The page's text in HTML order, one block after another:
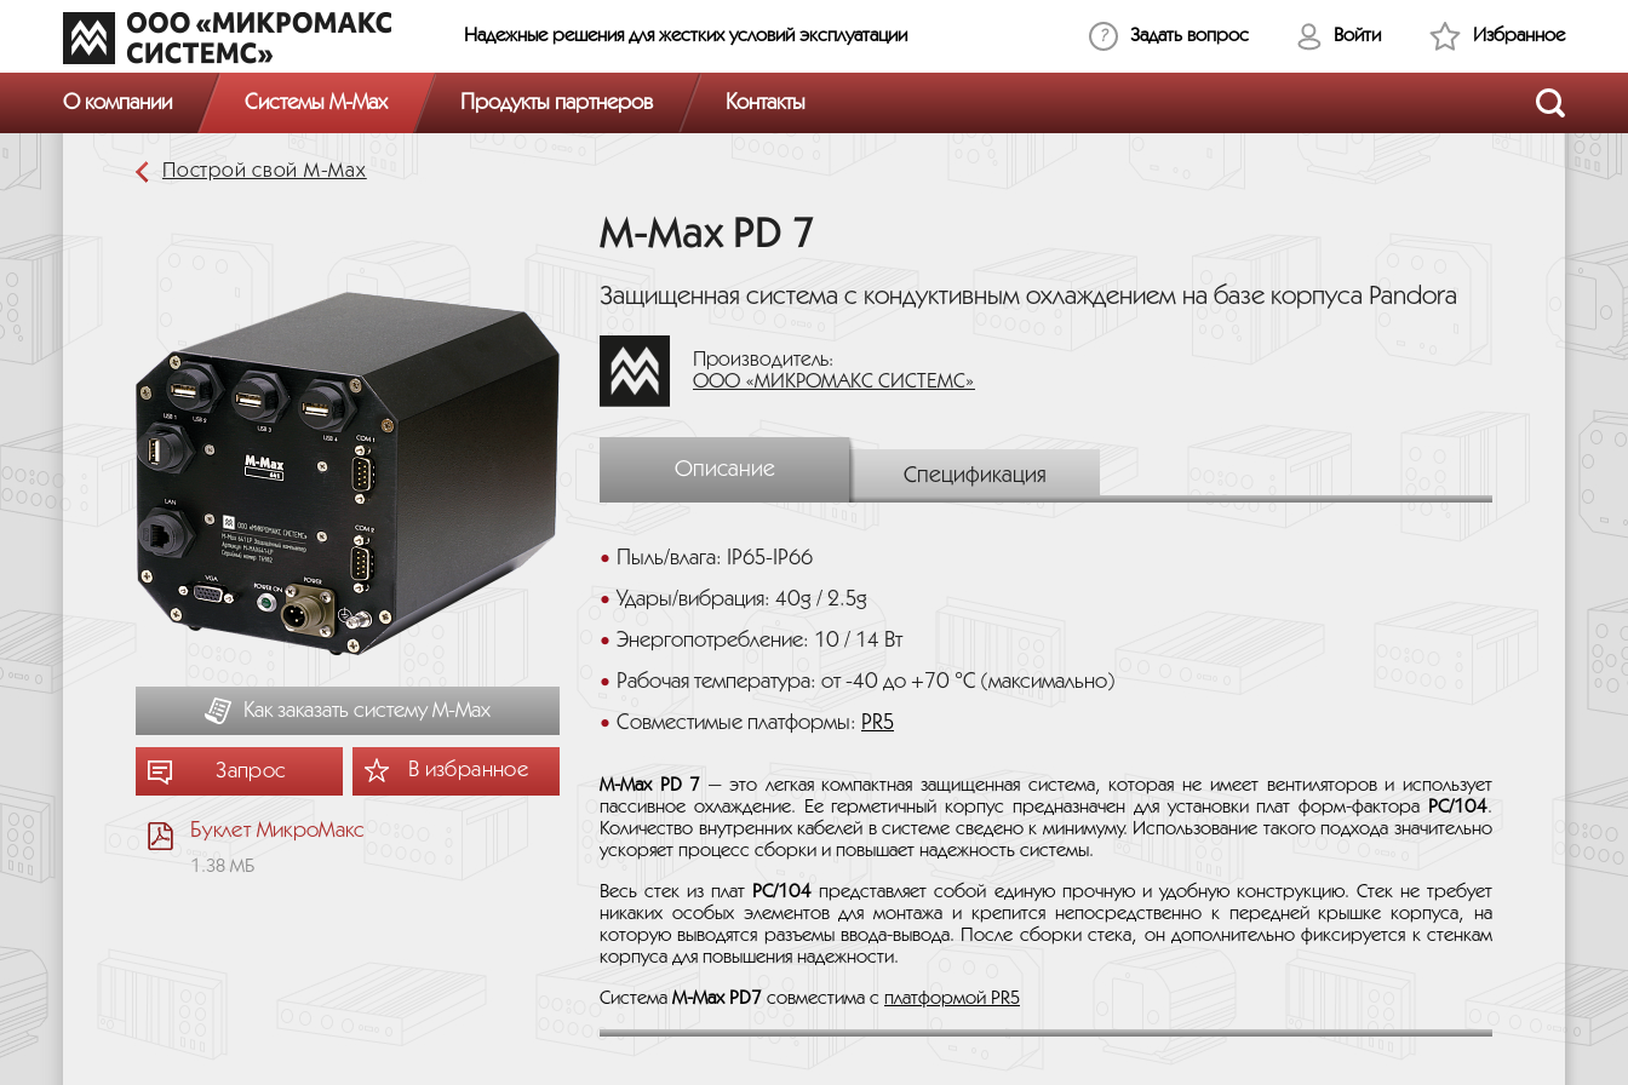
Надежные решения для жестких условий эксплуатации Задать вопрос Войти Избранное
О компании Системы M-Max Продукты партнеров Контакты
Построй свой М-Мах
Как заказать систему М-Мах
Запрос В избранное
Буклет МикроМакс
1.38 МБ
M-Max PD 7
Защищенная система с кондуктивным охлаждением на базе корпуса Pandora
Производитель:
ООО «МИКРОМАКС СИСТЕМС»
Описание Спецификация
Пыль/влага: IP65-IP66
Удары/вибрация: 40g / 2.5g
Энергопотребление: 10 / 14 Вт
Рабочая температура: от -40 до +70 °C (максимально)
Совместимые платформы: PR5
M-Max PD 7 — это легкая компактная защищенная система, которая не имеет вентиляторов и использует
пассивное охлаждение. Ее герметичный корпус предназначен для установки плат форм-фактора PC/104.
Количество внутренних кабелей в системе сведено к минимуму. Использование такого подхода значительно
ускоряет процесс сборки и повышает надежность системы.
Весь стек из плат PC/104 представляет собой единую прочную и удобную конструкцию. Стек не требует
никаких особых элементов для монтажа и крепится непосредственно к передней крышке корпуса, на
которую выводятся разъемы ввода-вывода. После сборки стека, он дополнительно фиксируется к стенкам
корпуса для повышения надежности.
Система M-Max PD7 совместима с платформой PR5